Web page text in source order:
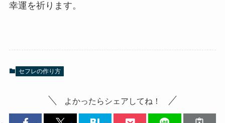
幸運を祈ります。
セフレの作り方
よかったらシェアしてね！